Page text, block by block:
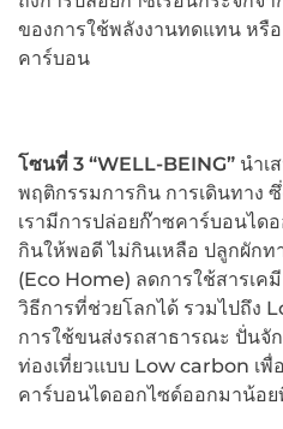
ของการใช้พลังงานทดแทน หรื
คาร์บอน
โซนที่ 3 “WELL-BEING” นำเ
พฤติกรรมการกิน การเดินทาง
เรามีการปล่อยก๊าซคาร์บอนได
กินให้พอดี ไม่กินเหลือ ปลูกผักท
(Eco Home) ลดการใช้สารเค
วิธีการที่ช่วยโลกได้ รวมไปถึง
การใช้ขนส่งรถสาธารณะ ปั่นจั
ท่องเที่ยวแบบ Low carbon เพื่
คาร์บอนไดออกไซด์ออกมาน้อ